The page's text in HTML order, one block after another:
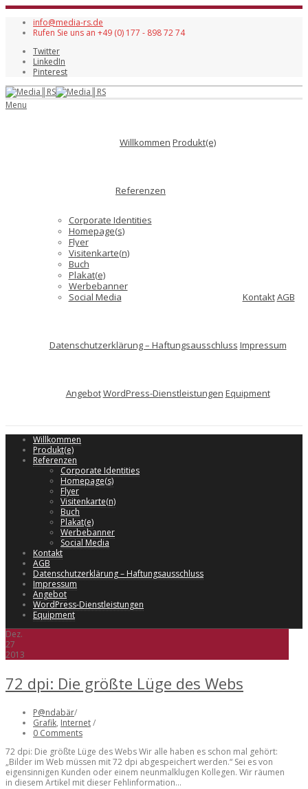
info@media-rs.de
Rufen Sie uns an +49 (0) 177 - 898 72 74
Twitter
LinkedIn
Pinterest
Menu
Willkommen Produkt(e)
Referenzen
Corporate Identities
Homepage(s)
Flyer
Visitenkarte(n)
Buch
Plakat(e)
Werbebanner
Social Media
KontaktAGB
Datenschutzerklärung – Haftungsausschluss Impressum
AngebotWordPress-Dienstleistungen Equipment
Willkommen
Produkt(e)
Referenzen
Corporate Identities
Homepage(s)
Flyer
Visitenkarte(n)
Buch
Plakat(e)
Werbebanner
Social Media
Kontakt
AGB
Datenschutzerklärung – Haftungsausschluss
Impressum
Angebot
WordPress-Dienstleistungen
Equipment
Dez.
27
2013
72 dpi: Die größte Lüge des Webs
P@ndabär/
Grafik, Internet/
0 Comments
72 dpi: Die größte Lüge des Webs Wir alle haben es schon mal gehört:
„Bilder im Web müssen mit 72 dpi abgespeichert werden.“ Sei es von
eigensinnigen Kunden oder einem neunmalklugen Kollegen. Wir räumen
in diesem Artikel mit dieser Fehlinformation...